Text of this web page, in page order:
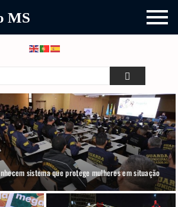
MS
sistema que protege mulheres em situação